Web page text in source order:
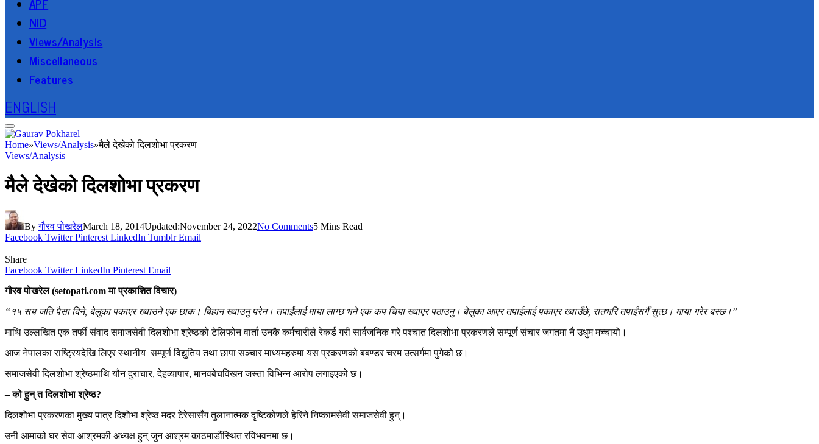
NID
Views/Analysis
Miscellaneous
Features
ENGLISH
Home»Views/Analysis»मैले देखेको दिलशोभा प्रकरण
Views/Analysis
मैले देखेको दिलशोभा प्रकरण
By गौरव पोखरेलMarch 18, 2014Updated:November 24, 2022No Comments5 Mins Read
Facebook Twitter Pinterest LinkedIn Tumblr Email
Share
Facebook Twitter LinkedIn Pinterest Email
गौरव पोखरेल (setopati.com मा प्रकाशित विचार)
“१५ सय जति पैसा दिने, बेलुका पकाएर ख्वाउने एक छाक। बिहान ख्वाउनु परेन। तपाईंलाई माया लाग्छ भने एक कप चिया ख्वाएर पठाउनु। बेलुका आएर तपाईलाई पकाएर ख्वाउँछे, रातभरि तपाईंसगैँ सुत्छ। माया गरेर बस्छ।”
माथि उल्लखित एक तर्फी संवाद समाजसेवी दिलशोभा श्रेष्ठको टेलिफोन वार्ता उनकै कर्मचारीले रेकर्ड गरी सार्वजनिक गरे पश्चात दिलशोभा प्रकरणले सम्पूर्ण संचार जगतमा नै उधुम मच्चायो।
आज नेपालका राष्ट्रियदेखि लिएर स्थानीय सम्पूर्ण विद्युतिय तथा छापा सञ्चार माध्यमहरुमा यस प्रकरणको बबण्डर चरम उत्सर्गमा पुगेको छ।
समाजसेवी दिलशोभा श्रेष्ठमाथि यौन दुराचार, देहव्यापार, मानवबेचविखन जस्ता विभिन्न आरोप लगाइएको छ।
– को हुन् त दिलशोभा श्रेष्ठ?
दिलशोभा प्रकरणका मुख्य पात्र दिशोभा श्रेष्ठ मदर टेरेसासँग तुलानात्मक दृष्टिकोणले हेरिने निष्कामसेवी समाजसेवी हुन्।
उनी आमाको घर सेवा आश्रमकी अध्यक्ष हुन् जुन आश्रम काठमाडौंस्थित रविभवनमा छ।